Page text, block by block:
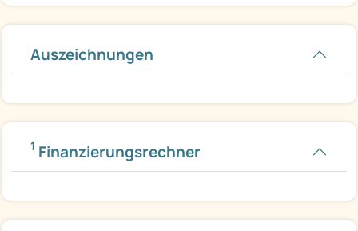
Auszeichnungen
1 Finanzierungsrechner